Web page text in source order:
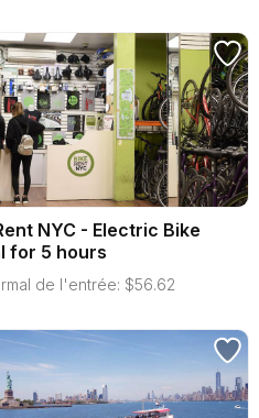
NYC - Electric Bike
for 5 hours
de l'entrée: $56.62